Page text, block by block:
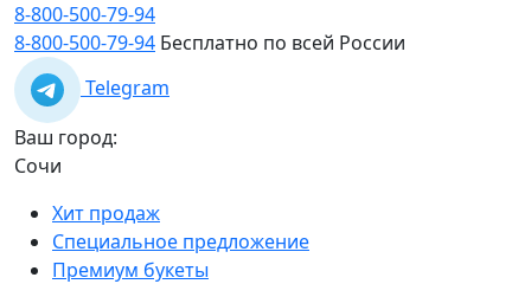
8-800-500-79-94
8-800-500-79-94 Бесплатно по всей России
Telegram
Ваш город:
Сочи
Хит продаж
Специальное предложение
Премиум букеты